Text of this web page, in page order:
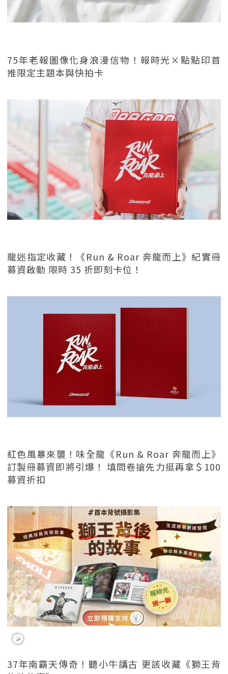
75年老報圖像化身浪漫信物！報時光×點點印首
推限定主題本與快拍卡
龍迷指定收藏！《Run & Roar 奔龍而上》紀實冊
募資啟動 限時 35 折即刻卡位！
紅色風暴來襲！味全龍《Run & Roar 奔龍而上》
訂製冊募資即將引爆！ 填問卷搶先力挺再拿＄100
募資折扣
37年南霸天傳奇！聽小牛講古 更該收藏《獅王背